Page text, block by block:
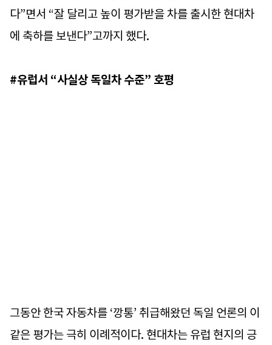
다”면서 “잘 달리고 높이 평가받을 차를 출시한 현대차
에 축하를 보낸다”고까지 했다.
#유럽서 “사실상 독일차 수준” 호평
그동안 한국 자동차를 ‘깡통’ 취급해왔던 독일 언론의 이
같은 평가는 극히 이례적이다. 현대차는 유럽 현지의 긍